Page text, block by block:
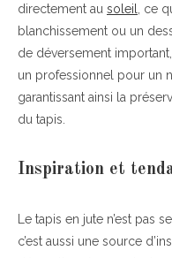
directement au soleil
, ce
blanchissement ou un
de déversement
un professionnel pour un
garantissant ainsi la
du tapis.
Inspiration et
Le tapis en jute n’est pas
c’est aussi une source